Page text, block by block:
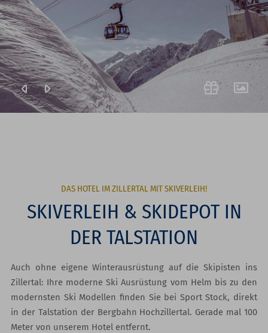
GUTSCHEINE
DAS HOTEL IM ZILLERTAL MIT SKIVERLEIH!
SKIVERLEIH & SKIDEPOT IN
DER TALSTATION
Auch ohne eigene Winterausrüstung auf die Skipisten ins
Zillertal: Ihre moderne Ski Ausrüstung vom Helm bis zu den
modernsten Ski Modellen finden Sie bei Sport Stock, direkt
in der Talstation der Bergbahn Hochzillertal. Gerade mal 100
Meter von unserem Hotel entfernt.